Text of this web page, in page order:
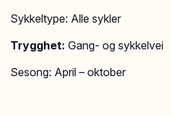
Sykkeltype: Alle sykler
Trygghet: Gang- og sykkelvei
Sesong: April – oktober